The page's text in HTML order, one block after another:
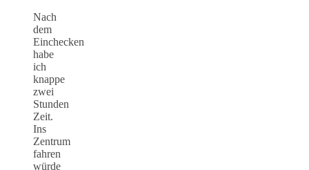
Nach
dem
Einchecken
habe
ich
knappe
zwei
Stunden
Zeit.
Ins
Zentrum
fahren
würde